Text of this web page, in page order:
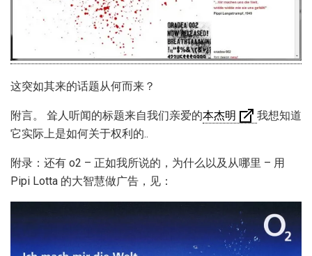
这突如其来的话题从何而来？
附言。 耸人听闻的标题来自我们亲爱的本杰明
我想知道
它实际上是如何关于权利的..
附录：还有 o2 – 正如我所说的，为什么以及从哪里 – 用
Pipi Lotta 的大智慧做广告，见：